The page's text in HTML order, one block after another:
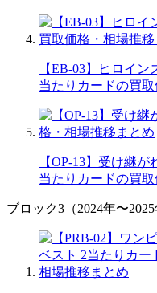
【EB-03】ヒロイ
当たりカードの買
【OP-13】受け継が
当たりカードの買
ブロック3（2024年〜2025